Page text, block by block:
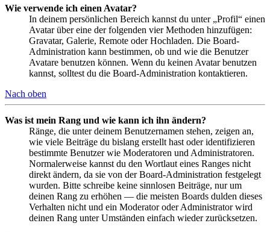
Wie verwende ich einen Avatar?
In deinem persönlichen Bereich kannst du unter „Profil“ einen
Avatar über eine der folgenden vier Methoden hinzufügen:
Gravatar, Galerie, Remote oder Hochladen. Die Board-
Administration kann bestimmen, ob und wie die Benutzer
Avatare benutzen können. Wenn du keinen Avatar benutzen
kannst, solltest du die Board-Administration kontaktieren.
Nach oben
Was ist mein Rang und wie kann ich ihn ändern?
Ränge, die unter deinem Benutzernamen stehen, zeigen an,
wie viele Beiträge du bislang erstellt hast oder identifizieren
bestimmte Benutzer wie Moderatoren und Administratoren.
Normalerweise kannst du den Wortlaut eines Ranges nicht
direkt ändern, da sie von der Board-Administration festgelegt
wurden. Bitte schreibe keine sinnlosen Beiträge, nur um
deinen Rang zu erhöhen — die meisten Boards dulden dieses
Verhalten nicht und ein Moderator oder Administrator wird
deinen Rang unter Umständen einfach wieder zurücksetzen.